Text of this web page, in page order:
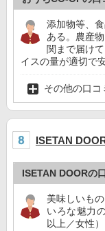
添加物等、
ある。農産
関まで届け
イスの量が適切で
その他の口コ
ISETAN
ISETAN DOORの
美味しいも
いろな魅力
以上／女性）